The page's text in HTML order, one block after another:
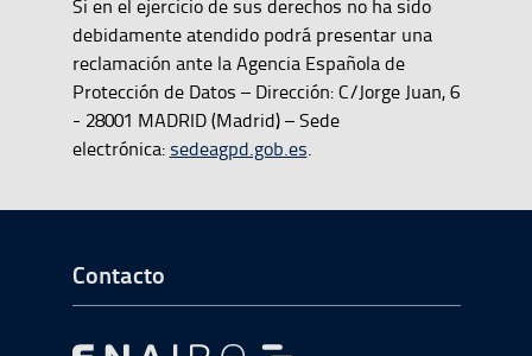
Si en el ejercicio de sus derechos no ha sido
debidamente atendido podrá presentar una
reclamación ante la Agencia Española de
Protección de Datos – Dirección: C/Jorge Juan, 6
- 28001 MADRID (Madrid) – Sede
electrónica: sedeagpd.gob.es.
Ir a Inicio del Pie de página
Contacto